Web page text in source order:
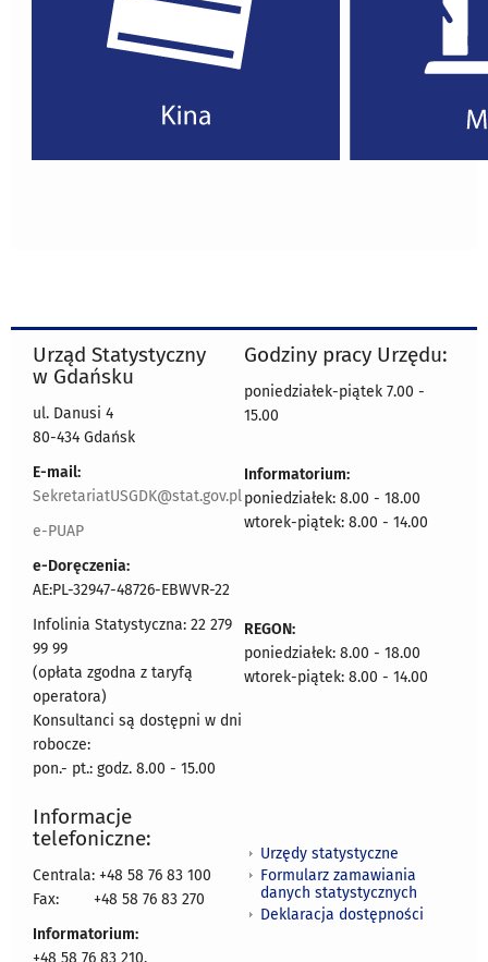
Urząd Statystyczny
w Gdańsku
ul. Danusi 4
80-434 Gdańsk
E-mail:
SekretariatUSGDK@stat.gov.pl
e-PUAP
e-Doręczenia:
AE:PL-32947-48726-EBWVR-22
Infolinia Statystyczna: 22 279
99 99
(opłata zgodna z taryfą
operatora)
Konsultanci są dostępni w dni
robocze:
pon.- pt.: godz. 8.00 - 15.00
Godziny pracy Urzędu:
poniedziałek-piątek 7.00 -
15.00
Informatorium:
poniedziałek: 8.00 - 18.00
wtorek-piątek: 8.00 - 14.00
REGON:
poniedziałek: 8.00 - 18.00
wtorek-piątek: 8.00 - 14.00
Informacje
telefoniczne:
Centrala: +48 58 76 83 100
Fax:
+48 58 76 83 270
Informatorium:
Urzędy statystyczne
Formularz zamawiania
danych statystycznych
Deklaracja dostępności